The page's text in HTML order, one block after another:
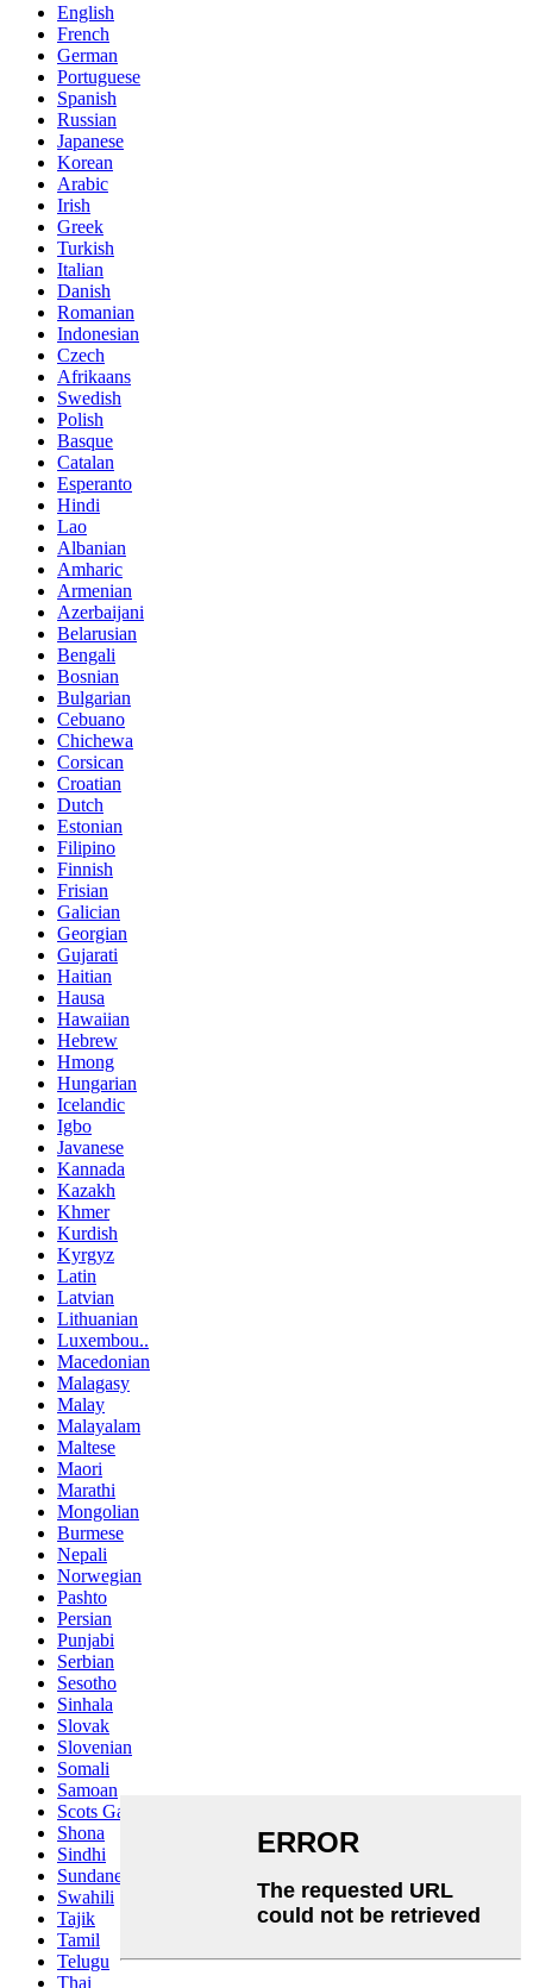
English
French
German
Portuguese
Spanish
Russian
Japanese
Korean
Arabic
Irish
Greek
Turkish
Italian
Danish
Romanian
Indonesian
Czech
Afrikaans
Swedish
Polish
Basque
Catalan
Esperanto
Hindi
Lao
Albanian
Amharic
Armenian
Azerbaijani
Belarusian
Bengali
Bosnian
Bulgarian
Cebuano
Chichewa
Corsican
Croatian
Dutch
Estonian
Filipino
Finnish
Frisian
Galician
Georgian
Gujarati
Haitian
Hausa
Hawaiian
Hebrew
Hmong
Hungarian
Icelandic
Igbo
Javanese
Kannada
Kazakh
Khmer
Kurdish
Kyrgyz
Latin
Latvian
Lithuanian
Luxembou..
Macedonian
Malagasy
Malay
Malayalam
Maltese
Maori
Marathi
Mongolian
Burmese
Nepali
Norwegian
Pashto
Persian
Punjabi
Serbian
Sesotho
Sinhala
Slovak
Slovenian
Somali
Samoan
Scots Gaelic
Shona
Sindhi
Sundanese
Swahili
Tajik
Tamil
Telugu
Thai